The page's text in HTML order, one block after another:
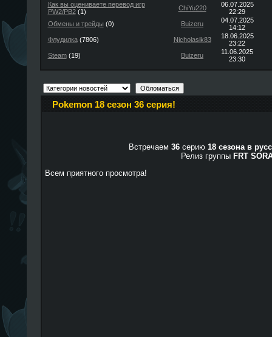
Как вы оцениваете перевод игр
PW2/PB2(1) ChiYu220
06.07.2025
22:29
Обмены и трейды (0) Buizeru
04.07.2025
14:12
Флудилка(7806) Nicholasik83
18.06.2025
23:22
Steam(19) Buizeru
11.06.2025
23:30
Pokemon 18 сезон 36 серия!
Встречаем 36 серию 18 сезона в
Релиз группы FRT
Всем приятного просмотра!